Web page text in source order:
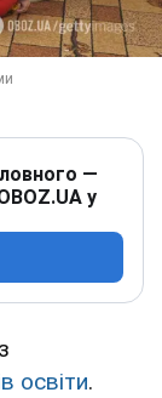
—
у
освіти.